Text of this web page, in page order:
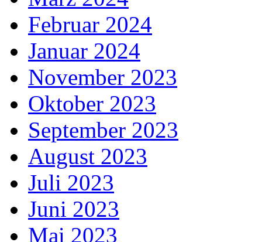
Februar 2024
Januar 2024
November 2023
Oktober 2023
September 2023
August 2023
Juli 2023
Juni 2023
Mai 2023